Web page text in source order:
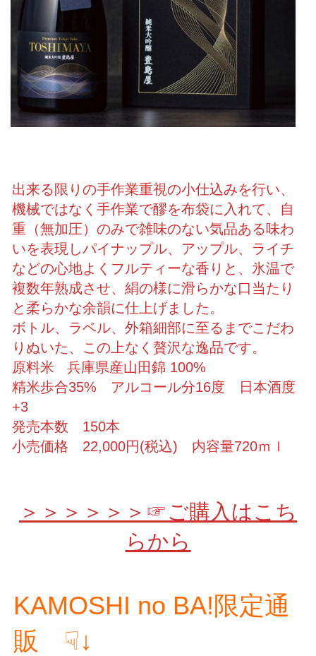
出来る限りの手作業重視の小仕込みを行い、
機械ではなく手作業で醪を布袋に入れて、自
重（無加圧）のみで雑味のない気品ある味わ
いを表現しパイナップル、アップル、ライチ
などの心地よくフルティーな香りと、氷温で
複数年熟成させ、絹の様に滑らかな口当たり
と柔らかな余韻に仕上げました。
ボトル、ラベル、外箱細部に至るまでこだわ
りぬいた、この上なく贅沢な逸品です。
原料米 兵庫県産山田錦 100%
精米歩合35% アルコール分16度 日本酒度
+3
発売本数 150本
小売価格 22,000円(税込) 内容量720ｍｌ
＞＞＞＞＞＞☞ご購入はこち
らから
KAMOSHI no BA!限定通
販 ☟↓